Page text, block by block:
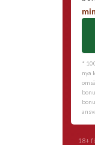
*
nya
18+